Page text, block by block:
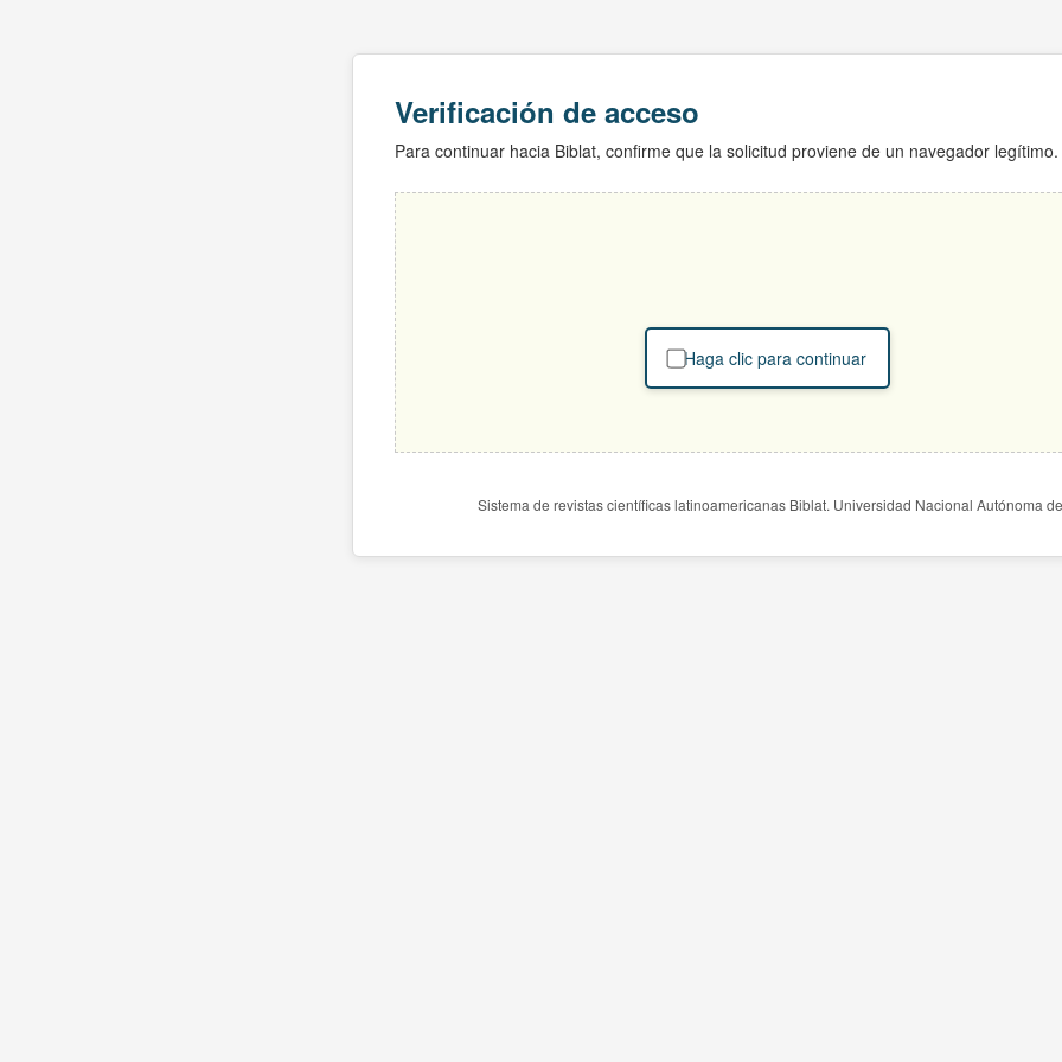
Verificación de acceso
Para continuar hacia Biblat, confirme que la solicitud proviene de un navegador legítimo.
Haga clic para continuar
Sistema de revistas científicas latinoamericanas Biblat. Universidad Nacional Autónoma